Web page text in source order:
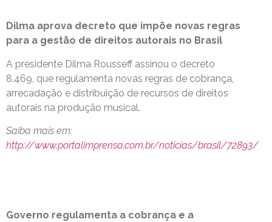
Dilma aprova decreto que impõe novas regras
para a gestão de direitos autorais no Brasil
A presidente Dilma Rousseff assinou o decreto
8.469, que regulamenta novas regras de cobrança,
arrecadação e distribuição de recursos de direitos
autorais na produção musical.
Saiba mais em:
http://www.portalimprensa.com.br/noticias/brasil/72893/
Governo regulamenta a cobrança e a